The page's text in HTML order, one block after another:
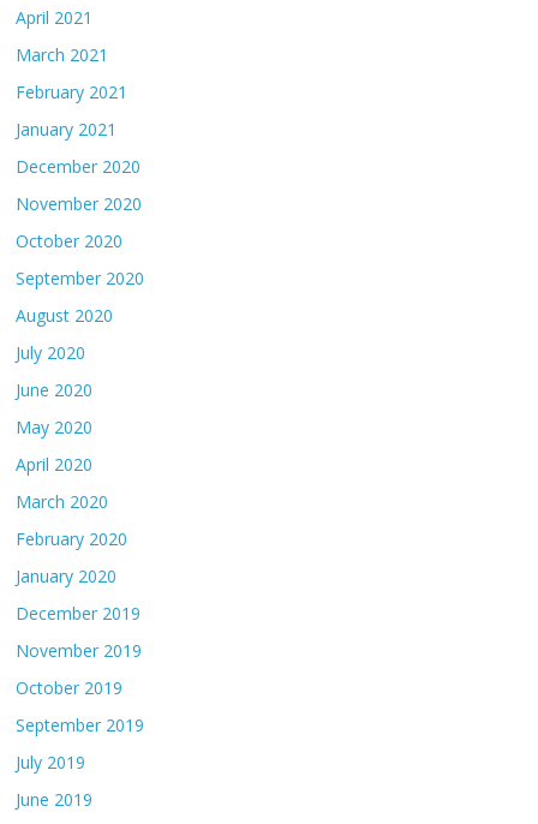
April 2021
March 2021
February 2021
January 2021
December 2020
November 2020
October 2020
September 2020
August 2020
July 2020
June 2020
May 2020
April 2020
March 2020
February 2020
January 2020
December 2019
November 2019
October 2019
September 2019
July 2019
June 2019